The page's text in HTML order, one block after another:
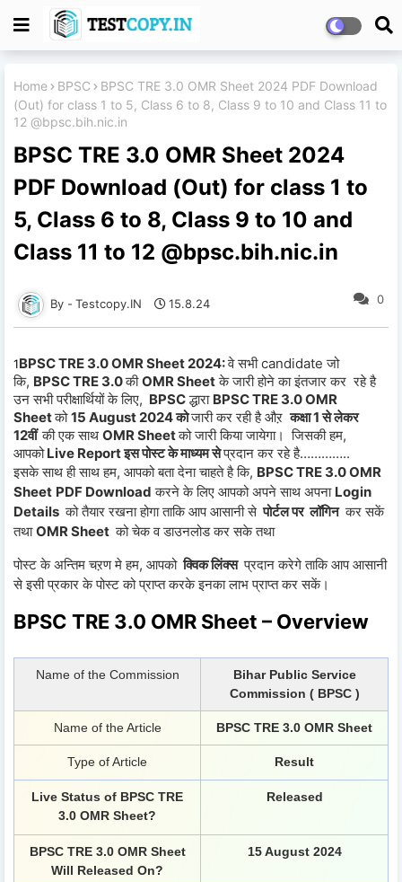
Home BPSC
BPSC TRE 3.0 OMR Sheet 2024 PDF Download
(Out) for class 1 to 5, Class 6 to 8, Class 9 to 10 and Class 11 to
12 @bpsc.bih.nic.in
BPSC TRE 3.0 OMR Sheet 2024
PDF Download (Out) for class 1 to
5, Class 6 to 8, Class 9 to 10 and
Class 11 to 12 @bpsc.bih.nic.in
0
Testcopy.IN 15.8.24
1BPSC TRE 3.0 OMR Sheet 2024:वे सभी candidate जो
कि, BPSC TRE 3.0कीOMR Sheetके जारी होने का इंतजार कर रहे है
उन सभी परीक्षार्थियों के लिए, BPSCद्धारा BPSC TRE 3.0 OMR
Sheetको15 August 2024 कोजारी कर रही है औऱकक्षा 1 से लेकर
12वींकी एक साथ OMR Sheetको जारी किया जायेगा। जिसकी हम,
आपकोLive Report इस पोस्ट के माध्यम सेप्रदान कर रहे है…………..
इसके साथ ही साथ हम, आपको बता देना चाहते है कि, BPSC TRE 3.0 OMR
Sheet PDF Download करने के लिए आपको अपने साथ अपना Login
Details को तैयार रखना होगा ताकि आप आसानी से पोर्टल पर लॉगिन कर सकें
तथाOMR Sheet को चेक व डाउनलोड कर सके तथा
पोस्ट के अन्तिम चऱण मे हम, आपको क्विक लिंक्स प्रदान करेगे ताकि आप आसानी
से इसी प्रकार के पोस्ट को प्राप्त करके इनका लाभ प्राप्त कर सकें।
BPSC TRE 3.0 OMR Sheet – Overview
Name of the Commission
Bihar Public Service
Commission ( BPSC )
Name of the Article BPSC TRE 3.0 OMR Sheet
Type of Article Result
Live Status of BPSC TRE
3.0 OMR Sheet?
Released
BPSC TRE 3.0 OMR Sheet
Will Released On?
15 August 2024